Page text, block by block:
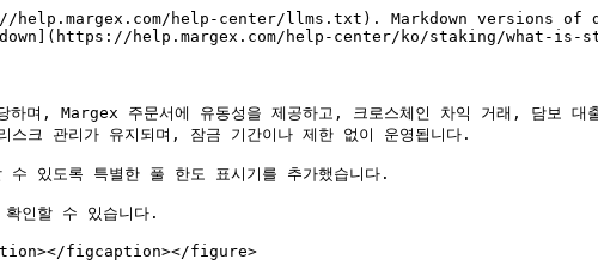
help-center/llms.txt). Markdown versions of
help.margex.com/help-center/ko/staking/what-
며, Margex 주문서에 유동성을 제공하고, 크로스체인 차익 거래, 담보
크 관리가 유지되며, 잠금 기간이나 제한 없이 운영됩니다.
있도록 특별한 풀 한도 표시기를 추가했습니다.
인할 수 있습니다.
figcaption></figure>